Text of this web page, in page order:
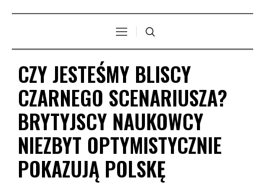
CZY JESTEŚMY BLISCY
CZARNEGO SCENARIUSZA?
BRYTYJSCY NAUKOWCY
NIEZBYT OPTYMISTYCZNIE
POKAZUJĄ POLSKĘ